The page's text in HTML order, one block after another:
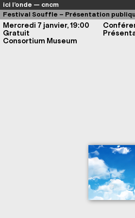
ici l’onde — cncm
Festival Souffle – Présentation
Mercredi 7 janvier, 19:00
Gratuit
Consortium Museum